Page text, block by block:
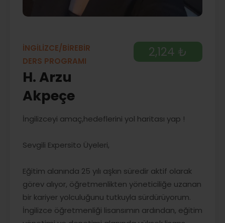
İNGİLİZCE/BİREBİR
DERS PROGRAMI
H. Arzu
Akpeçe
2,124 ₺
İngilizceyi amaç,hedeflerini yol haritası yap !
Sevgili Expersito Üyeleri,
Eğitim alanında 25 yılı aşkın süredir aktif olarak
görev alıyor, öğretmenlikten yöneticiliğe uzanan
bir kariyer yolculuğunu tutkuyla sürdürüyorum.
İngilizce öğretmenliği lisansımın ardından, eğitim